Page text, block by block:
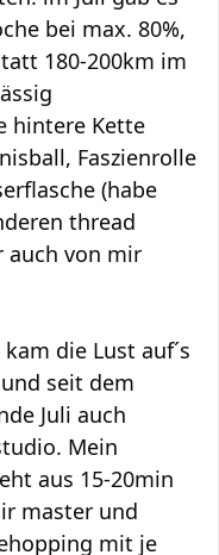
bei max. 80%,
180-200km im
hintere Kette
Faszienrolle
(habe
thread
auch von mir
die Lust auf´s
seit dem
Juli auch
Mein
aus 15-20min
master und
mit je